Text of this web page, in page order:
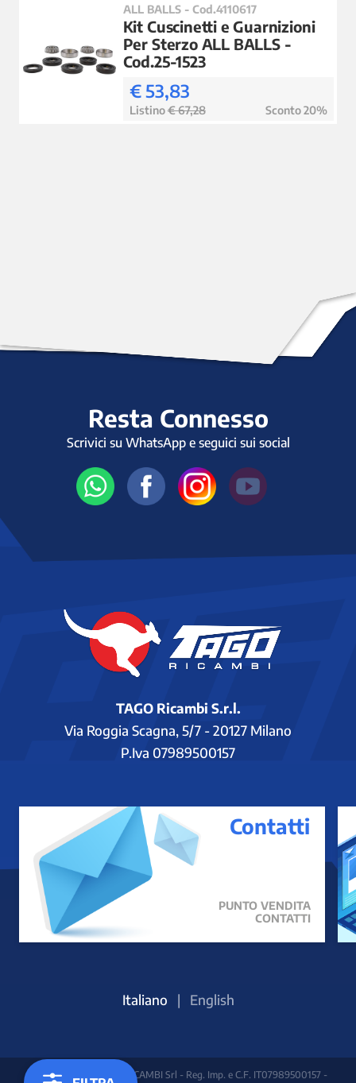
ALL BALLS - Cod.4110617
Kit Cuscinetti e Guarnizioni
Per Sterzo ALL BALLS -
Cod.25-1523
€ 53,83
Listino€ 67,28 Sconto 20%
Resta Connesso
Scrivici su WhatsApp e seguici sui social
TAGO Ricambi S.r.l.
Via Roggia Scagna, 5/7 - 20127 Milano
P.Iva 07989500157
Contatti
PUNTO VENDITA
CONTATTI
Italiano | English
Copyright 2023 TAGO RICAMBI Srl - Reg. Imp. e C.F. IT07989500157 -